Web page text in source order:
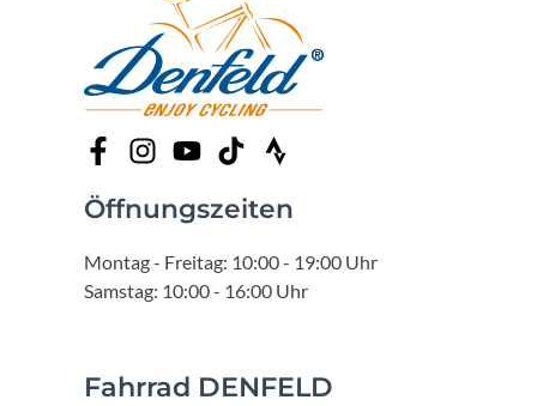
Öffnungszeiten
Montag - Freitag: 10:00 - 19:00 Uhr
Samstag: 10:00 - 16:00 Uhr
Fahrrad DENFELD